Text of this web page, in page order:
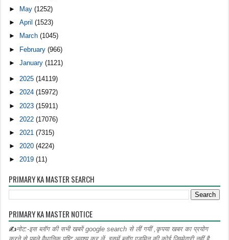
►
May(1252)
►April(1523)
►
March(1045)
► February(966)
►January(1121)
►2025(14119)
►2024(15972)
► 2023(15911)
► 2022(17076)
► 2021(7315)
►2020(4224)
►2019(11)
PRIMARY KA MASTER SEARCH
PRIMARY KA MASTER NOTICE
✍नोट:-इस ब्लॉग की सभी खबरें google search से लीं गयीं ,कृपया खबर का प्रयोग